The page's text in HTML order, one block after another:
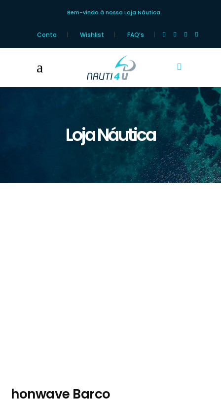
Bem-vindo à nossa Loja Náutica
Conta Wishlist FAQ’s
Loja Náutica
honwave Barco